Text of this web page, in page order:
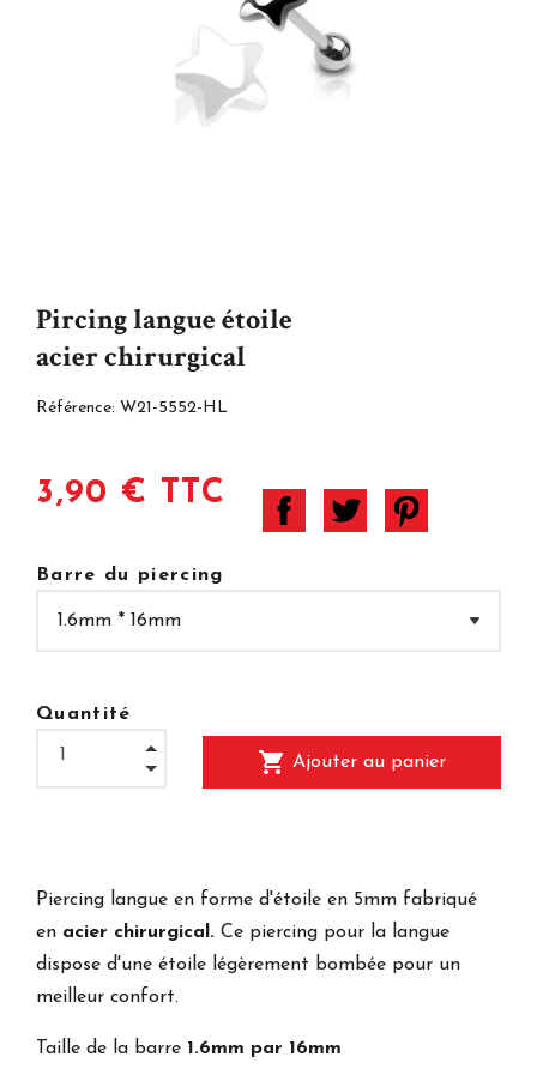
Pircing langue étoile
acier chirurgical
Référence: W21-5552-HL
3,90 € TTC
Barre du piercing
Quantité
shopping_cart Ajouter au panier
Piercing langue en forme d'étoile en 5mm fabriqué
en acier chirurgical. Ce piercing pour la langue
dispose d'une étoile légèrement bombée pour un
meilleur confort.
Taille de la barre 1.6mm par 16mm